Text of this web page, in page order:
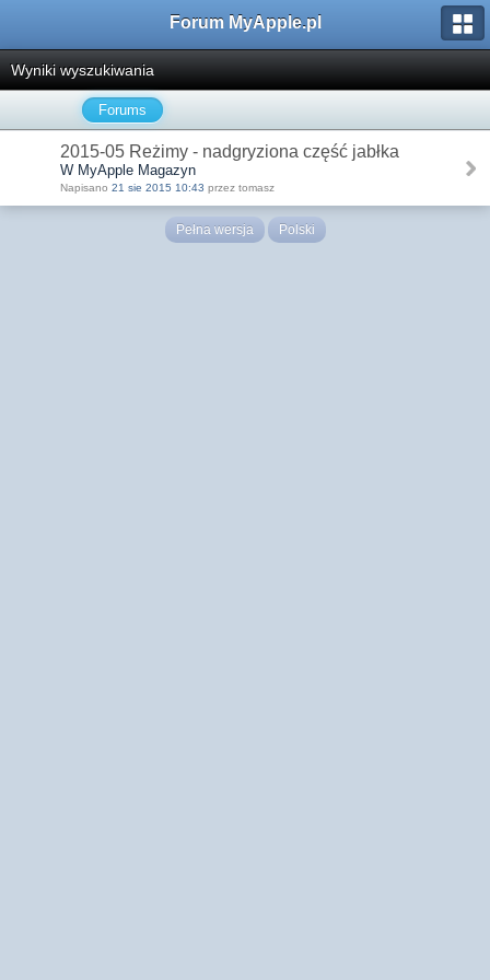
Forum MyApple.pl
Wyniki wyszukiwania
Forums
2015-05 Reżimy - nadgryziona część jabłka
W MyApple Magazyn
Napisano 21 sie 2015 10:43 przez tomasz
Pełna wersja Polski